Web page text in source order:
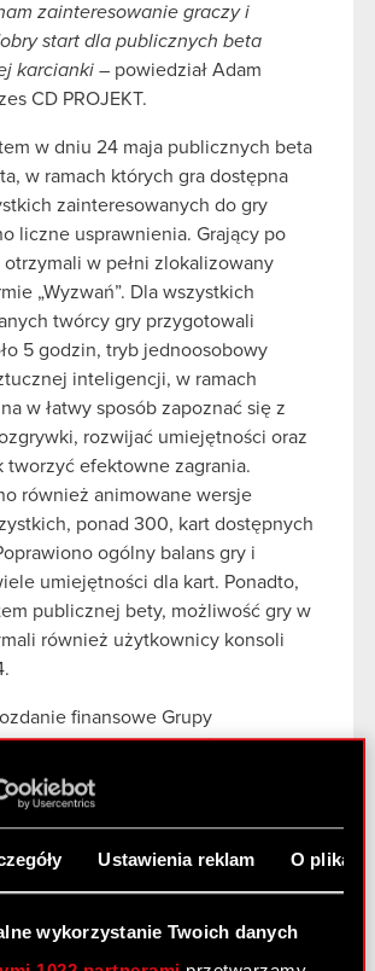
Ustawienia reklam O
wykorzystanie Twoich danych
zainteresowanie graczy i
start dla publicznych beta
karcianki – powiedział Adam
CD PROJEKT.
w dniu 24 maja publicznych beta
w ramach których gra dostępna
zainteresowanych do gry
liczne usprawnienia. Grający po
otrzymali w pełni zlokalizowany
„Wyzwań”. Dla wszystkich
twórcy gry przygotowali
5 godzin, tryb jednoosobowy
inteligencji, w ramach
w łatwy sposób zapoznać się z
rozwijać umiejętności oraz
tworzyć efektowne zagrania.
również animowane wersje
ponad 300, kart dostępnych
ogólny balans gry i
umiejętności dla kart. Ponadto,
publicznej bety, możliwość gry w
również użytkownicy konsoli
finansowe Grupy
PROJEKT wraz z omówieniem
się na stronie internetowej